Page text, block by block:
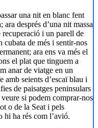
una nit en blanc fent
després d’una nit massa
recuperació i un parell de
cubata de més i sentir-nos
ara ens va més el
el plat que tinguem a
anar de viatge en un
amb seients d’escaï blau i
de paisatges peninsulars
si podem comprar-nos
o de la Seat i pels
hi ha rés com l’avió.